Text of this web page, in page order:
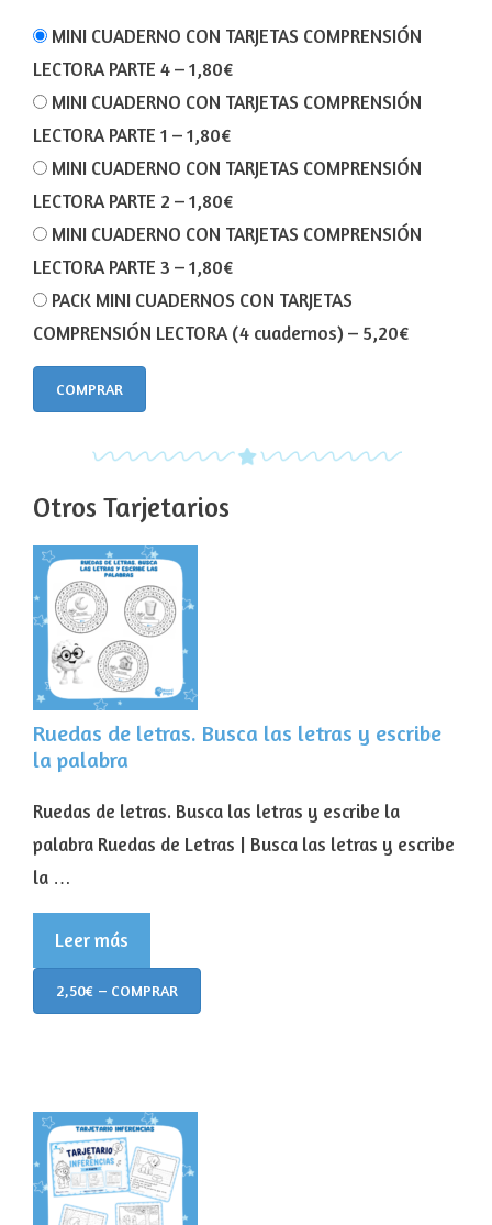
MINI CUADERNO CON TARJETAS COMPRENSIÓN
LECTORA PARTE 4–1,80€
MINI CUADERNO CON TARJETAS COMPRENSIÓN
LECTORA PARTE 1 –1,80€
MINI CUADERNO CON TARJETAS COMPRENSIÓN
LECTORA PARTE 2 –1,80€
MINI CUADERNO CON TARJETAS COMPRENSIÓN
LECTORA PARTE 3 –1,80€
PACK MINI CUADERNOS CON TARJETAS
COMPRENSIÓN LECTORA (4 cuadernos) – 5,20€
COMPRAR
Otros Tarjetarios
Ruedas de letras. Busca las letras y escribe
la palabra
Ruedas de letras. Busca las letras y escribe la
palabra Ruedas de Letras | Busca las letras y escribe
la …
Leer más
2,50€ – COMPRAR